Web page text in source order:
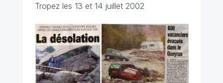
Tropez les 13 et 14 juillet 2002